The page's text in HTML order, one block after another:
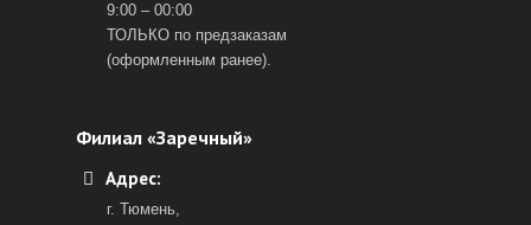
9:00 – 00:00
ТОЛЬКО по предзаказам
(оформленным ранее).
Филиал «Заречный»
Адрес:
г. Тюмень,